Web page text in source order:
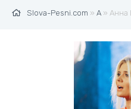
Slova-Pesni.com » А » Анна